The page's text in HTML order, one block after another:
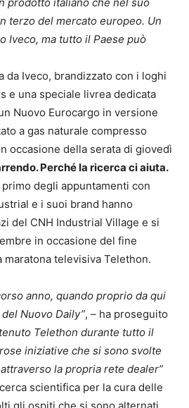
terzo del mercato europeo. Un
Iveco, ma tutto il Paese può
da Iveco, brandizzato con i loghi
e una speciale livrea dedicata
Nuovo Eurocargo in versione
a gas naturale compresso
occasione della serata di giovedì
Perché la ricerca ci aiuta.
primo degli appuntamenti con
e i suoi brand hanno
del CNH Industrial Village e si
in occasione del fine
maratona televisiva Telethon.
anno, quando proprio da qui
Nuovo Daily”, – ha proseguito
Telethon durante tutto il
iniziative che si sono svolte
la propria rete dealer”
scientifica per la cura delle